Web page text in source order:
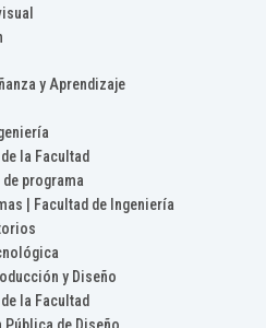
y Aprendizaje
la Facultad
de programa
| Facultad de Ingeniería
y Diseño
la Facultad